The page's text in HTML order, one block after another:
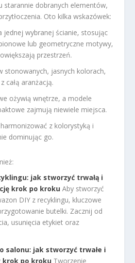
starannie dobranych elementów,
Oto kilka wskazówek:
jednej wybranej ścianie, stosując
lub geometryczne motywy,
przestrzeń.
stonowanych, jasnych kolorach,
całą aranżacją.
ożywią wnętrze, a modele
zajmują niewiele miejsca.
z kolorystyką i
dominując go.
jak stworzyć trwałą i
krok po kroku Aby stworzyć
DIY z recyklingu, kluczowe
butelki. Zacznij od
usunięcia etykiet oraz
salonu: jak stworzyć trwałe i
krok po kroku Tworzenie